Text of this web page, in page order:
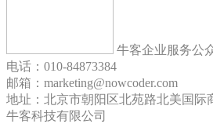
牛客企业服务公
电话：010-84873384
邮箱：marketing@nowcoder.com
地址：北京市朝阳区北苑路北美国际
牛客科技有限公司